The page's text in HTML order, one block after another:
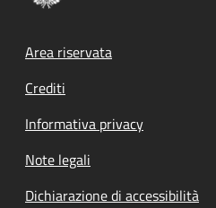
Footer menu
Area riservata
Crediti
Informativa privacy
Note legali
Dichiarazione di accessibilità